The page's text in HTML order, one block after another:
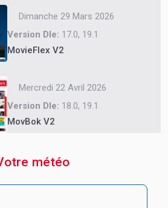
Dimanche 29 Mars 2026
Version Dle: 17.0, 19.1
MovieFlex V2
Mercredi 22 Avril 2026
Version Dle: 18.0, 19.1
MovBok V2
météo